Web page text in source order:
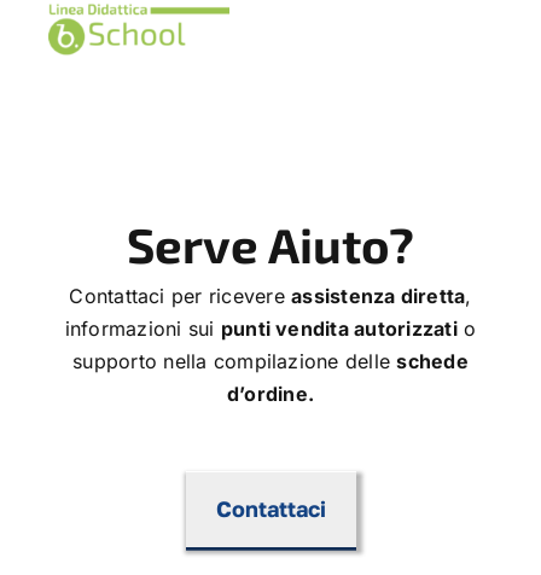
Serve Aiuto?
Contattaci per ricevereassistenza diretta,
informazioni sui punti vendita autorizzatio
supporto nella compilazione delleschede
d’ordine.
Contattaci